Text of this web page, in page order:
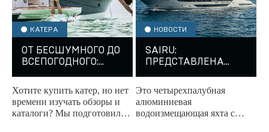
КАТЕРА
ОТ БЕСШУМНОГО ДО
ВСЕПОГОДНОГО:
Хотите купить катер, но нет
времени изучать обзоры и
каталоги? Мы подготовили
НОВОСТИ
SAIRU:
ПРЕДСТАВЛЕНА
Это четырехпалубная
алюминиевая
водоизмещающая яхта с